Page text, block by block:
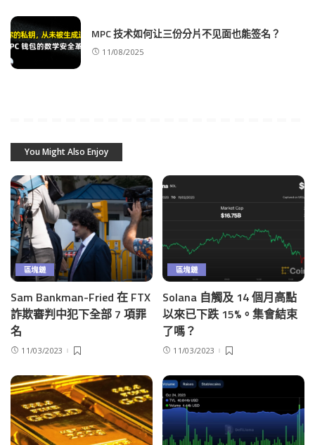
MPC 技术如何让三份分片不见面也能签名？
11/08/2025
You Might Also Enjoy
區塊鏈
Sam Bankman-Fried 在 FTX
詐欺審判中犯下全部 7 項罪
名
11/03/2023
區塊鏈
Solana 自觸及 14 個月高點
以來已下跌 15%。集會結束
了嗎？
11/03/2023